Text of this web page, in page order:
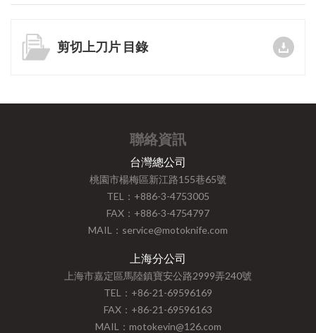
剪切上刀片 目錄
聯絡資訊
台灣總公司
桃園市楊梅區新江路155巷65號
TEL：+886-3-4753005
FAX：+886-3-4754797
MAIL：service@motoknife.com
上海分公司
上海市嘉定區馬陸鎮寶安公路2999弄240號
TEL：+86-21-69596169
FAX：+86-21-69596163
MAIL：motokevin@126.com